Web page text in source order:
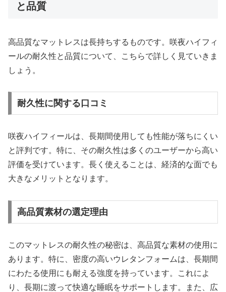
と品質
高品質なマットレスは長持ちするものです。咲夜ハイフィ
ールの耐久性と品質について、こちらで詳しく見ていきま
しょう。
耐久性に関する口コミ
咲夜ハイフィールは、長期間使用しても性能が落ちにくい
と評判です。特に、その耐久性は多くのユーザーから高い
評価を受けています。長く使えることは、経済的な面でも
大きなメリットとなります。
高品質素材の選定理由
このマットレスの耐久性の秘密は、高品質な素材の使用に
あります。特に、密度の高いウレタンフォームは、長期間
にわたる使用にも耐える強度を持っています。これによ
り、長期に渡って快適な睡眠をサポートします。また、広